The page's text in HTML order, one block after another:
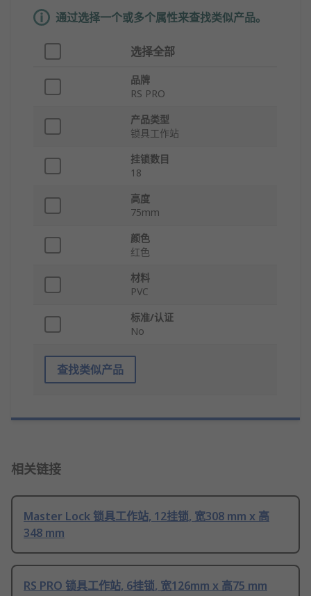
通过选择一个或多个属性来查找类似产品。
选择全部
品牌
RS PRO
产品类型
锁具工作站
挂锁数目
18
高度
75mm
颜色
红色
材料
PVC
标准/认证
No
查找类似产品
相关链接
Master Lock 锁具工作站, 12挂锁, 宽308 mm x 高
348 mm
RS PRO 锁具工作站, 6挂锁, 宽126mm x 高75 mm